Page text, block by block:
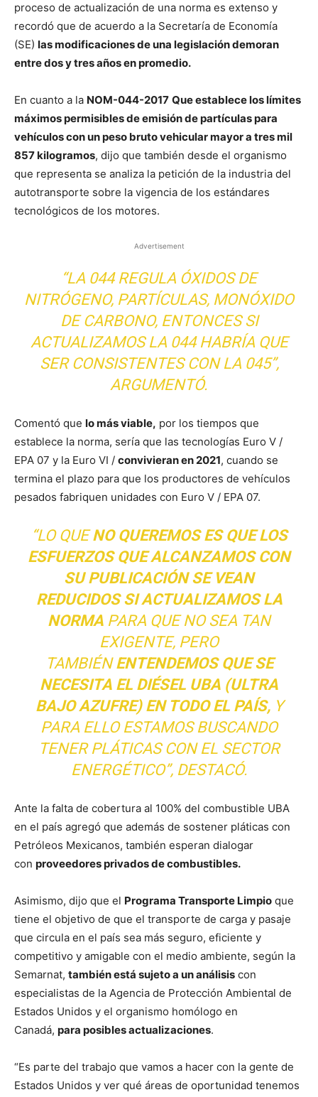
proceso de actualización de una norma es extenso y
recordó que de acuerdo a la Secretaría de Economía
(SE) las modificaciones de una legislación demoran
entre dos y tres años en promedio.
En cuanto a la NOM-044-2017 Que establece los límites
máximos permisibles de emisión de partículas para
vehículos con un peso bruto vehicular mayor a tres mil
857 kilogramos, dijo que también desde el organismo
que representa se analiza la petición de la industria del
autotransporte sobre la vigencia de los estándares
tecnológicos de los motores.
Advertisement
“LA 044 REGULA ÓXIDOS DE
NITRÓGENO, PARTÍCULAS, MONÓXIDO
DE CARBONO, ENTONCES SI
ACTUALIZAMOS LA 044 HABRÍA QUE
SER CONSISTENTES CON LA 045”,
ARGUMENTÓ.
Comentó que lo más viable, por los tiempos que
establece la norma, sería que las tecnologías Euro V /
EPA 07 y la Euro VI / convivieran en 2021, cuando se
termina el plazo para que los productores de vehículos
pesados fabriquen unidades con Euro V / EPA 07.
“LO QUENO QUEREMOS ES QUE LOS
ESFUERZOS QUE ALCANZAMOS CON
SU PUBLICACIÓN SE VEAN
REDUCIDOS SI ACTUALIZAMOS LA
NORMA PARA QUE NO SEA TAN
EXIGENTE, PERO
TAMBIÉNENTENDEMOS QUE SE
NECESITA EL DIÉSEL UBA (ULTRA
BAJO AZUFRE) EN TODO EL PAÍS,Y
PARA ELLO ESTAMOS BUSCANDO
TENER PLÁTICAS CON EL SECTOR
ENERGÉTICO”, DESTACÓ.
Ante la falta de cobertura al 100% del combustible UBA
en el país agregó que además de sostener pláticas con
Petróleos Mexicanos, también esperan dialogar
con proveedores privados de combustibles.
Asimismo, dijo que el Programa Transporte Limpio que
tiene el objetivo de que el transporte de carga y pasaje
que circula en el país sea más seguro, eficiente y
competitivo y amigable con el medio ambiente, según la
Semarnat, también está sujeto a un análisis con
especialistas de la Agencia de Protección Ambiental de
Estados Unidos y el organismo homólogo en
Canadá, para posibles actualizaciones.
“Es parte del trabajo que vamos a hacer con la gente de
Estados Unidos y ver qué áreas de oportunidad tenemos